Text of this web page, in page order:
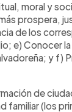
moral y
prospera,
de los
e) Conocer la
y f)
de
familiar (los